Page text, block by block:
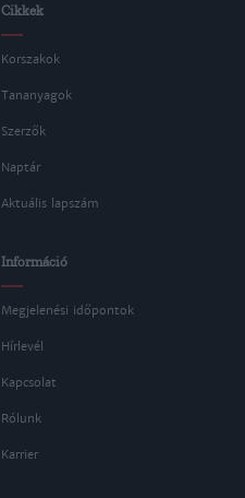
Cikkek
Korszakok
Tananyagok
Szerzők
Naptár
Aktuális lapszám
Információ
Megjelenési időpontok
Hírlevél
Kapcsolat
Rólunk
Karrier